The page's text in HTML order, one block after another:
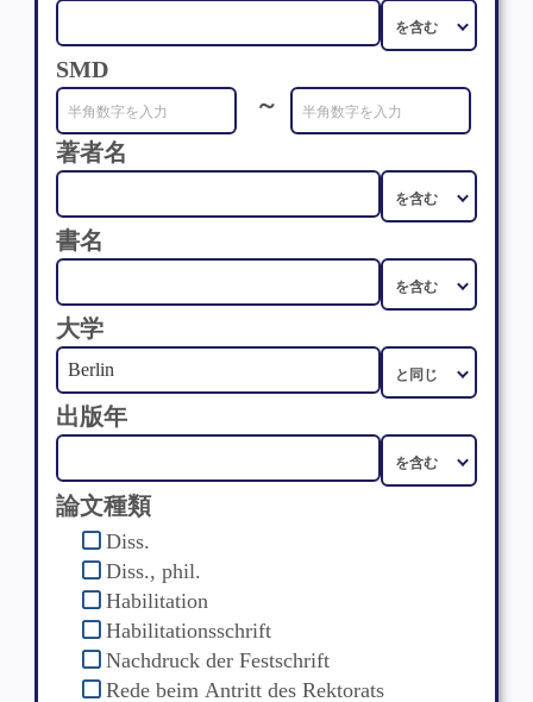
SMD
～
著者名
書名
大学
出版年
論文種類
Diss.
Diss., phil.
Habilitation
Habilitationsschrift
Nachdruck der Festschrift
Rede beim Antritt des Rektorats